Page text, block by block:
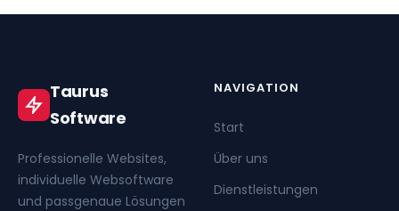
Taurus
Software
Professionelle Websites,
individuelle Websoftware
und passgenaue Lösungen
NAVIGATION
Start
Über uns
Dienstleistungen